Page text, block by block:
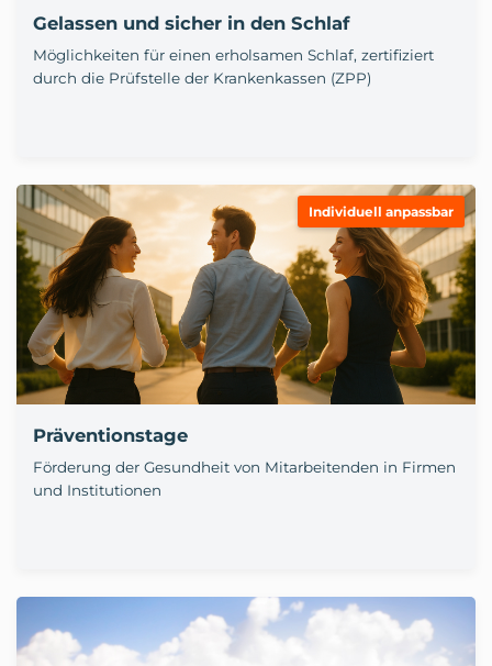
Gelassen und sicher in den Schlaf
Möglichkeiten für einen erholsamen Schlaf, zertifiziert
durch die Prüfstelle der Krankenkassen (ZPP)
Individuell anpassbar
Präventionstage
Förderung der Gesundheit von Mitarbeitenden in Firmen
und Institutionen